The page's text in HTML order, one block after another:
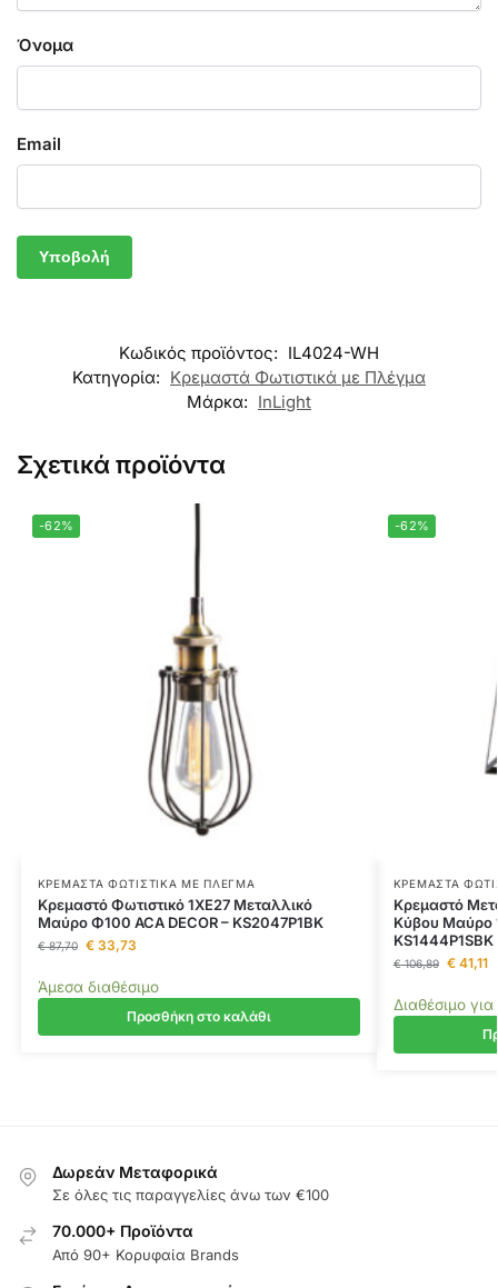
Όνομα
Email
Κωδικός προϊόντος: IL4024-WH
Κατηγορία: Κρεμαστά Φωτιστικά με Πλέγμα
Μάρκα: InLight
Σχετικά προϊόντα
-62%
ΚΡΕΜΑΣΤΆ ΦΩΤΙΣΤΙΚΆ ΜΕ ΠΛΈΓΜΑ
Κρεμαστό Φωτιστικό 1ΧE27 Μεταλλικό
Μαύρο Φ100 ACA DECOR – KS2047P1BK
€87,70 €33,73
Άμεσα διαθέσιμο
Προσθήκη στο καλάθι
-62%
ΚΡΕΜΑΣΤΆ
Κρεμαστό
Κύβου Μαύρο
KS1444P1SBK
€106,89 €41,11
Διαθέσιμο
Δωρεάν Μεταφορικά
Σε όλες τις παραγγελίες άνω των €100
70.000+ Προϊόντα
Από 90+ Κορυφαία Brands